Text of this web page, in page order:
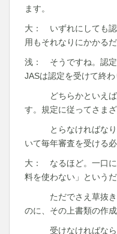
ます。
大： いずれにしても
用もそれなりにかかる
浅： そうですね。認定
JASは認定を受けて終わ
どちらかといえば
す。規定に従ってさま
とらなければなりま
いて毎年審査を受ける
大： なるほど。一口
料を使わない」という
ただでさえ草抜きや
のに、その上書類の作
受けなければならな